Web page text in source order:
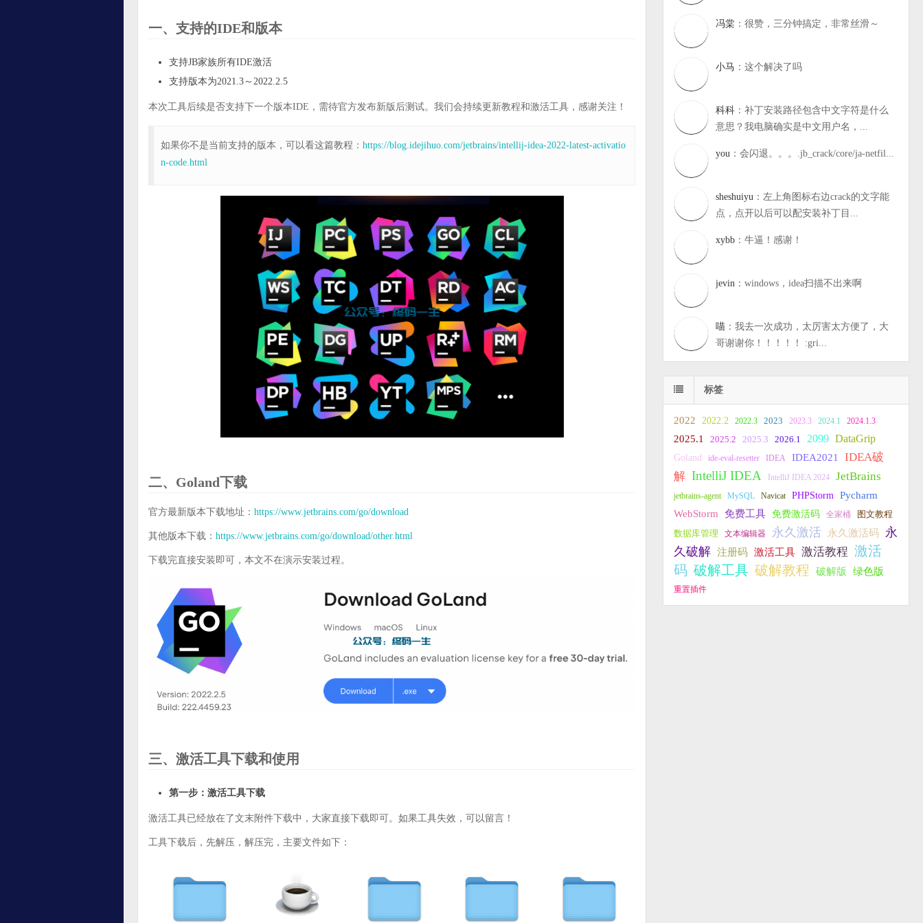
一、支持的IDE和版本
支持JB家族所有IDE激活
支持版本为2021.3～2022.2.5
本次工具后续是否支持下一个版本IDE，需待官方发布新版后测试。我们会持续更新教程和激活工具，感谢关注！
如果你不是当前支持的版本，可以看这篇教程： https://blog.idejihuo.com/jetbrains/intellij-idea-2022-latest-activatio
n-code.html
二、Goland下载
官方最新版本下载地址： https://www.jetbrains.com/go/download
其他版本下载： https://www.jetbrains.com/go/download/other.html
下载完直接安装即可，本文不在演示安装过程。
三、激活工具下载和使用
第一步：激活工具下载
激活工具已经放在了文末附件下载中，大家直接下载即可。如果工具失效，可以留言！
工具下载后，先解压，解压完，主要文件如下：
冯棠 ：很赞，三分钟搞定，非常丝滑～
小马 ：这个解决了吗
科科 ：补丁安装路径包含中文字符是什么
意思？我电脑确实是中文用户名，...
you ：会闪退。。。.jb_crack/core/ja-netfil...
sheshuiyu ：左上角图标右边crack的文字能
点，点开以后可以配安装补丁目...
xybb ：牛逼！感谢！
jevin ：windows，idea扫描不出来啊
喵 ：我去一次成功，太厉害太方便了，大
哥谢谢你！！！！！ :gri...
标签
2022 2022.2 2022.3 2023 2023.3 2024.1 2024.1.3
2025.1 2025.2 2025.3 2026.1 2099 DataGrip
Goland ide-eval-resetter IDEA IDEA2021
IDEA破
解 IntelliJ IDEA IntelliJ IDEA 2024 JetBrains
jetbrains-agent MySQL Navicat PHPStorm Pycharm
WebStorm 免费工具 免费激活码 全家桶 图文教程
数据库管理 文本编辑器 永久激活 永久激活码
永
久破解 注册码 激活工具 激活教程 激活
码 破解工具 破解教程 破解版 绿色版
重置插件